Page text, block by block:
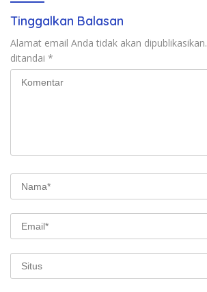
Tinggalkan Balasan
Alamat email Anda tidak akan dipublikasikan.
ditandai *